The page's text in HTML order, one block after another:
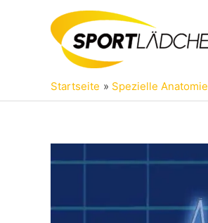
Startseite Spezielle Anatomie